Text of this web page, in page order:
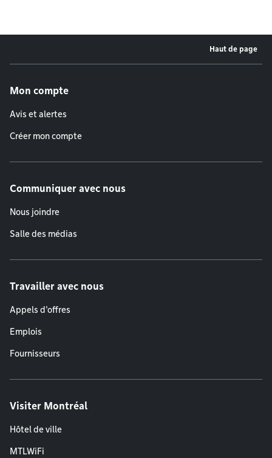
Haut de page
Mon compte
Avis et alertes
Créer mon compte
Communiquer avec nous
Nous joindre
Salle des médias
Travailler avec nous
Appels d'offres
Emplois
Fournisseurs
Visiter Montréal
Hôtel de ville
MTLWiFi